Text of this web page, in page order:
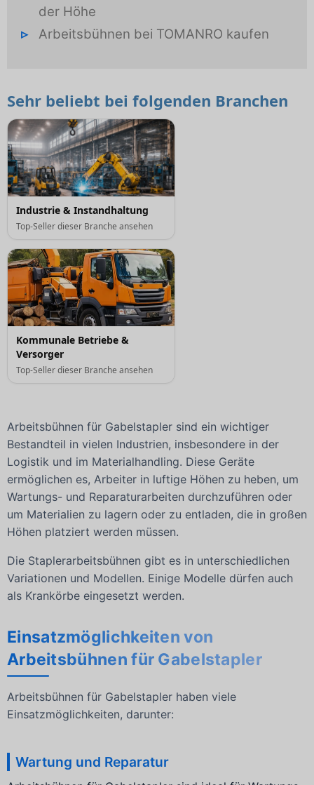
der Höhe
Arbeitsbühnen bei TOMANRO kaufen
Sehr beliebt bei folgenden Branchen
Industrie & Instandhaltung
Top-Seller dieser Branche ansehen
Kommunale Betriebe &
Versorger
Top-Seller dieser Branche ansehen
Arbeitsbühnen für Gabelstapler sind ein wichtiger
Bestandteil in vielen Industrien, insbesondere in der
Logistik und im Materialhandling. Diese Geräte
ermöglichen es, Arbeiter in luftige Höhen zu heben, um
Wartungs- und Reparaturarbeiten durchzuführen oder
um Materialien zu lagern oder zu entladen, die in großen
Höhen platziert werden müssen.
Die Staplerarbeitsbühnen gibt es in unterschiedlichen
Variationen und Modellen. Einige Modelle dürfen auch
als Krankörbe eingesetzt werden.
Einsatzmöglichkeiten von
Arbeitsbühnen für Gabelstapler
Arbeitsbühnen für Gabelstapler haben viele
Einsatzmöglichkeiten, darunter:
Wartung und Reparatur